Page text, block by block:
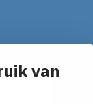
van
inbox!